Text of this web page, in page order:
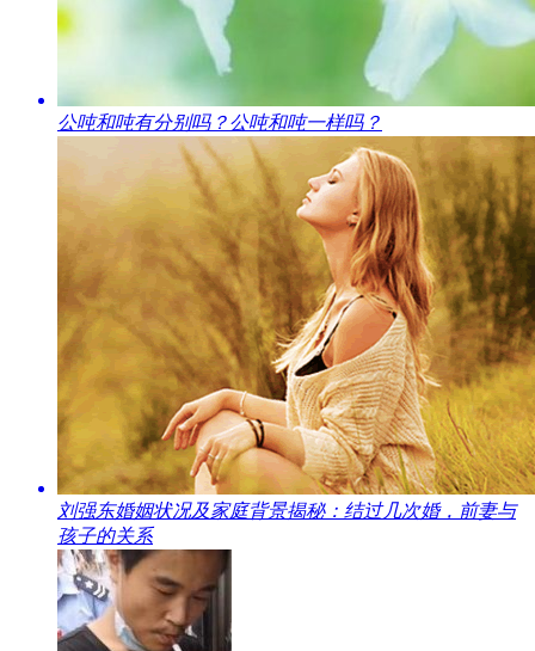
​公吨和吨有分别吗？公吨和吨一样吗？
​刘强东婚姻状况及家庭背景揭秘：结过几次婚，前妻与
孩子的关系